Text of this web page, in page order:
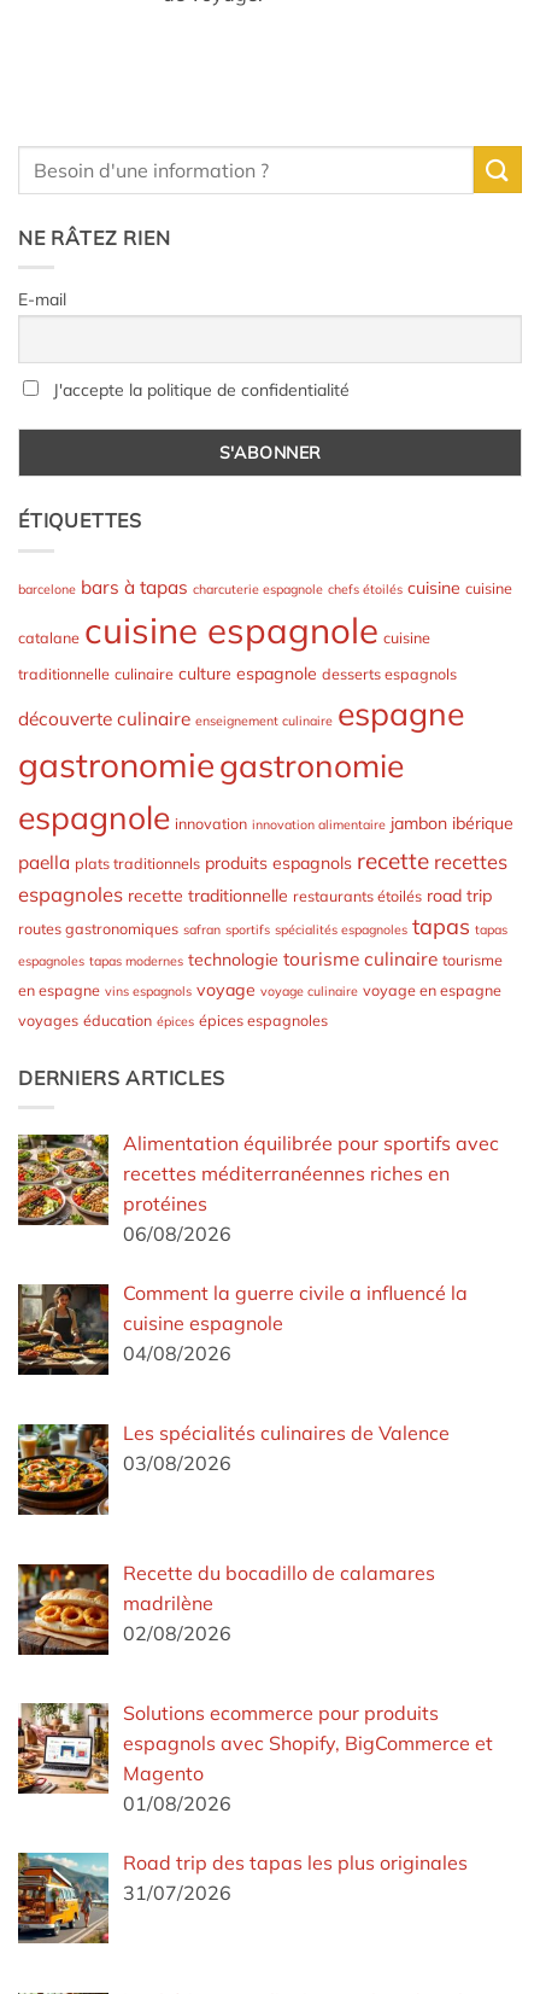
NE RÂTEZ RIEN
E-mail
J'accepte la politique de confidentialité
ÉTIQUETTES
barcelone bars à tapas charcuterie espagnole chefs étoilés cuisine cuisine
catalane cuisine espagnole cuisine
traditionnelle culinaire culture espagnole desserts espagnols
découverte culinaire enseignement culinaire espagne
gastronomiegastronomie
espagnole innovation innovation alimentaire jambon ibérique
paella plats traditionnels produits espagnols recette recettes
espagnoles recette traditionnelle restaurants étoilés road trip
routes gastronomiques safran sportifs spécialités espagnoles tapas tapas
espagnoles tapas modernes technologie tourisme culinaire tourisme
en espagne vins espagnols voyage voyage culinaire voyage en espagne
voyages éducation épices épices espagnoles
DERNIERS ARTICLES
Alimentation équilibrée pour sportifs avec
recettes méditerranéennes riches en
protéines
06/08/2026
Comment la guerre civile a influencé la
cuisine espagnole
04/08/2026
Les spécialités culinaires de Valence
03/08/2026
Recette du bocadillo de calamares
madrilène
02/08/2026
Solutions ecommerce pour produits
espagnols avec Shopify, BigCommerce et
Magento
01/08/2026
Road trip des tapas les plus originales
31/07/2026